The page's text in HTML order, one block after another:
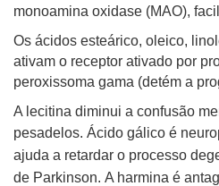
monoamina oxidase (MAO),
Os ácidos esteárico, oleico,
ativam o receptor ativado por
peroxissoma gama (detém a
A lecitina diminui a confusão
pesadelos. Ácido gálico é
ajuda a retardar o processo
de Parkinson. A harmina é